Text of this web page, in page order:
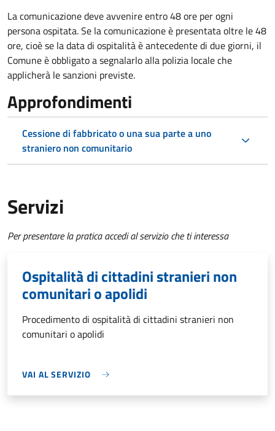
La comunicazione deve avvenire entro 48 ore per ogni
persona ospitata. Se la comunicazione è presentata oltre le 48
ore, cioè se la data di ospitalità è antecedente di due giorni, il
Comune è obbligato a segnalarlo alla polizia locale che
applicherà le sanzioni previste.
Approfondimenti
Cessione di fabbricato o una sua parte a uno
straniero non comunitario
Servizi
Per presentare la pratica accedi al servizio che ti interessa
Ospitalità di cittadini stranieri non
comunitari o apolidi
Procedimento di ospitalità di cittadini stranieri non
comunitari o apolidi
VAI AL SERVIZIO